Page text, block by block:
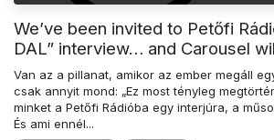
We’ve been invited to Petőfi
DAL” interview… and Carousel
Van az a pillanat, amikor az ember megáll
csak annyit mond: „Ez most tényleg
minket a Petőfi Rádióba egy interjúra, a
És ami ennél...